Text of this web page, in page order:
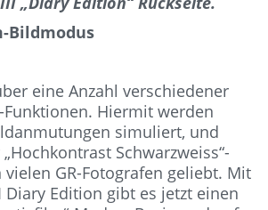
Bildmodus
eine Anzahl verschiedener
Funktionen. Hiermit werden
simuliert, und
Schwarzweiss“-
GR-Fotografen geliebt. Mit
Diary Edition gibt es jetzt einen